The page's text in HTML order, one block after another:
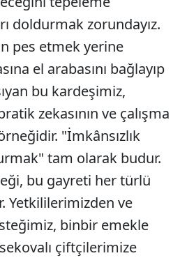
doldurmak zorundayız.
pes etmek yerine
el arabasını bağlayıp
bu kardeşimiz,
zekasının ve çalışma
"İmkânsızlık
tam olarak budur.
bu gayreti her türlü
Yetkililerimizden ve
binbir emekle
çiftçilerimize